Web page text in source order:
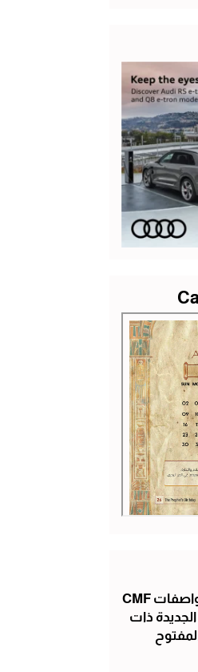
سعر ومواصفات CMF
Clip Pro الجديدة ذات